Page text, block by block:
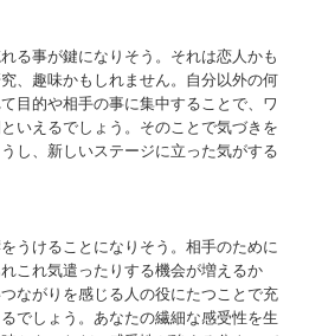
る事が鍵になりそう。それは恋人かも
、趣味かもしれません。自分以外の何
目的や相手の事に集中することで、ワ
いえるでしょう。そのことで気づきを
し、新しいステージに立った気がする
うけることになりそう。相手のために
これ気遣ったりする機会が増えるか
ながりを感じる人の役にたつことで充
でしょう。あなたの繊細な感受性を生